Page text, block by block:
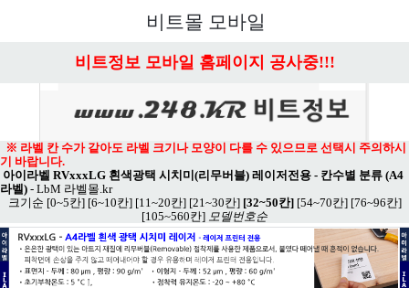
비트몰 모바일
비트정보 모바일 홈페이지 공사중!!!
※ 라벨 칸 수가 같아도 라벨 크기나 모양이 다를 수 있으므로 선택시 주의하시
기 바랍니다.
아이라벨 RVxxxLG 흰색광택 시치미(리무버블) 레이저전용 - 칸수별 분류 (A4
라벨) - LbM 라벨몰.kr
크기순 [0~5칸] [6~10칸] [11~20칸] [21~30칸] [32~50칸] [54~70칸] [76~96칸]
[105~560칸] 모델번호순